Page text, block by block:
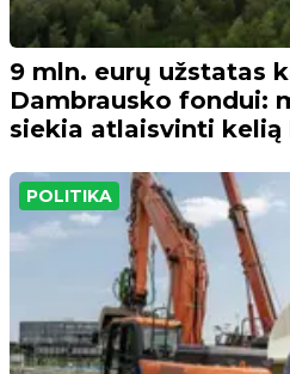
9 mln. eurų užstatas
Dambrausko fondui:
siekia atlaisvinti
POLITIKA